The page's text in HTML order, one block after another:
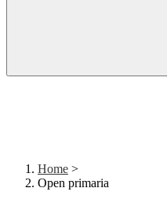
Home >
Open primaria